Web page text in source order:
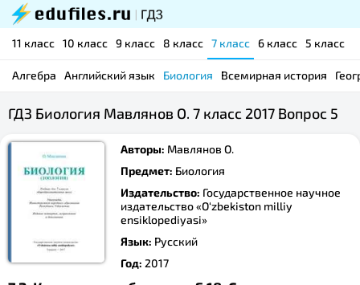
11 класс 10 класс 9 класс 8 класс 7 класс 6 класс 5 класс
Алгебра Английский язык Биология Всемирная история
ГДЗ Биология Мавлянов О. 7 класс 2017 Вопрос 5
Авторы: Мавлянов О.
Предмет: Биология
Издательство: Государственное научное
издательство «O‘zbekiston milliy
ensiklopediyasi»
Язык: Русский
Год: 2017